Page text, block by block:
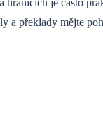
hranicích je často
a překlady mějte